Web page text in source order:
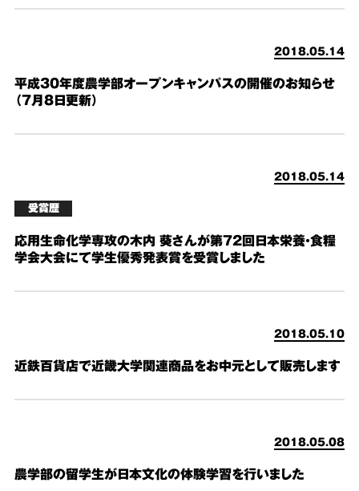
2018.05.14
平成30年度農学部オープンキャンパスの開催のお知らせ
（7月8日更新）
2018.05.14
受賞歴
応用生命化学専攻の木内 葵さんが第72回日本栄養・食糧
学会大会にて学生優秀発表賞を受賞しました
2018.05.10
近鉄百貨店で近畿大学関連商品をお中元として販売します
2018.05.08
農学部の留学生が日本文化の体験学習を行いました